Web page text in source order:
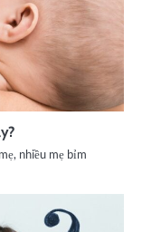
nhiều mẹ bỉm